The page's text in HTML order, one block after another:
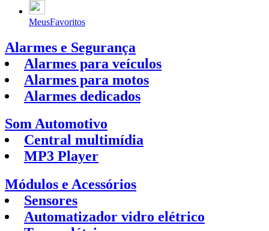
MeusFavoritos
Alarmes e Segurança
Alarmes para veículos
Alarmes para motos
Alarmes dedicados
Som Automotivo
Central multimídia
MP3 Player
Módulos e Acessórios
Sensores
Automatizador vidro elétrico